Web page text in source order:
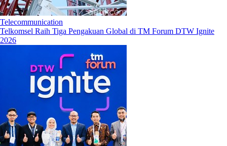
Telecommunication
Telkomsel Raih Tiga Pengakuan Global di TM Forum DTW Ignite
2026